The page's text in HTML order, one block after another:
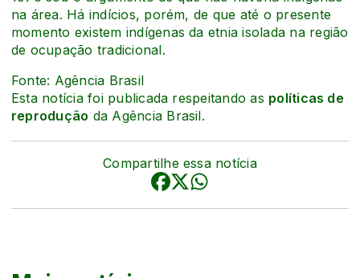
na área. Há indícios, porém, de que até o presente
momento existem indígenas da etnia isolada na região
de ocupação tradicional.
Fonte: Agência Brasil
Esta notícia foi publicada respeitando as políticas de
reprodução da Agência Brasil.
Compartilhe essa notícia